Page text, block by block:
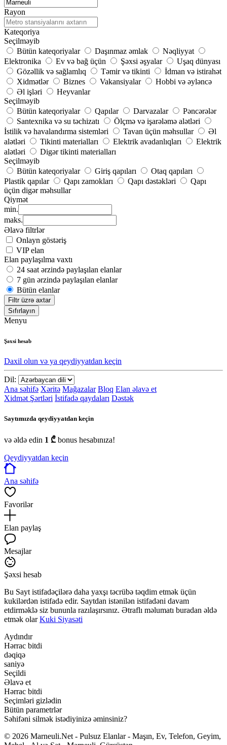
Rayon
Kateqoriya
Seçilməyib
Bütün kateqoriyalar
Daşınmaz əmlak
Nəqliyyat
Elektronika
Ev və bağ üçün Şəxsi əşyalar
Uşaq dünyası
Gözəllik və sağlamlıq
Təmir və tikinti
İdman və istirahət
Xidmətlər
Biznes Vakansiyalar
Hobbi və əyləncə
Əl işləri
Heyvanlar
Seçilməyib
Bütün kateqoriyalar
Qapılar Darvazalar
Pəncərələr
Santexnika və su təchizatı
Ölçmə və işarələmə alətləri
İstilik və havalandırma sistemləri
Tavan üçün məhsullar
Əl
alətləri
Tikinti materialları Elektrik avadanlıqları
Elektrik
alətləri
Digər tikinti materialları
Seçilməyib
Bütün kateqoriyalar
Giriş qapıları
Otaq qapıları
Plastik qapılar
Qapı zamokları Qapı dəstəkləri
Qapı
üçün digər məhsullar
Qiymət
min.
maks.
Əlavə filtrlər
Onlayn göstəriş
VIP elan
Elan paylaşılma vaxtı
24 saat ərzində paylaşılan elanlar
7 gün ərzində paylaşılan elanlar
Bütün elanlar
Filtr üzrə axtar
Sıfırlayın
Menyu
Şəxsi hesab
Daxil olun və ya qeydiyyatdan keçin
Dil:
Ana səhifə Xəritə Mağazalar Bloq Elan əlavə et
Xidmət Şərtləri İstifadə qaydaları Dəstək
Saytımızda qeydiyyatdan keçin
və əldə edin 1 ₾ bonus hesabınıza!
Qeydiyyatdan keçin
Ana səhifə
Favorilər
Elan paylaş
Mesajlar
Şəxsi hesab
Bu Sayt istifadəçilərə daha yaxşı təcrübə təqdim etmək üçün
kukilərdən istifadə edir. Saytdan istənilən istifadəni davam
etdirməklə siz bununla razılaşırsınız. Ətraflı məlumatı buradan əldə
etmək olarKuki Siyasəti
Aydındır
Hərrac bitdi
dəqiqə
saniyə
Seçildi
Əlavə et
Hərrac bitdi
Seçimləri gizlədin
Bütün parametrlər
Səhifəni silmək istədiyinizə əminsiniz?
© 2026 Marneuli.Net - Pulsuz Elanlar - Maşın, Ev, Telefon, Geyim,